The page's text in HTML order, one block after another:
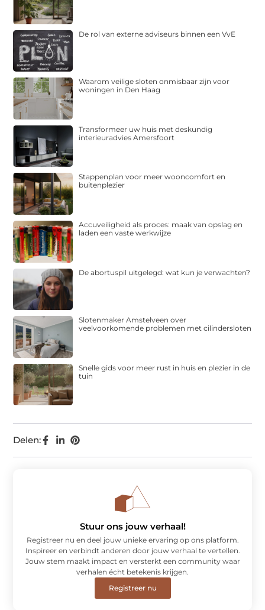
Delen:
De rol van externe adviseurs binnen een VvE
Waarom veilige sloten onmisbaar zijn voor
woningen in Den Haag
Transformeer uw huis met deskundig
interieuradvies Amersfoort
Stappenplan voor meer wooncomfort en
buitenplezier
Accuveiligheid als proces: maak van opslag en
laden een vaste werkwijze
De abortuspil uitgelegd: wat kun je verwachten?
Slotenmaker Amstelveen over
veelvoorkomende problemen met cilindersloten
Snelle gids voor meer rust in huis en plezier in de
tuin
Stuur ons jouw verhaal!
Registreer nu en deel jouw unieke ervaring op ons platform.
Inspireer en verbindt anderen door jouw verhaal te vertellen.
Jouw stem maakt impact en versterkt een community waar
verhalen écht betekenis krijgen.
Registreer nu